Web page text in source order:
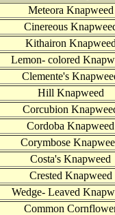
Meteora Knapweed
Cinereous
Kithairon Knapweed
Lemon- colored
Clemente's
Hill Knapweed
Corcubion
Cordoba Knapweed
Corymbose
Costa's Knapweed
Crested Knapweed
Wedge- Leaved
Common